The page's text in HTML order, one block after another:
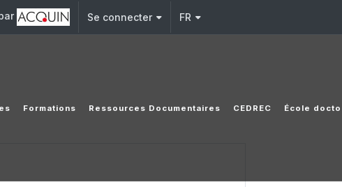
Se connecter FR
Formations Ressources Documentaires CEDREC École